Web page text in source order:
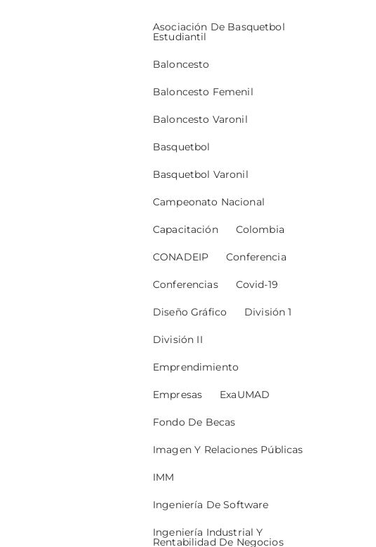
Asociación De Basquetbol
Estudiantil
Baloncesto
Baloncesto Femenil
Baloncesto Varonil
Basquetbol
Basquetbol Varonil
Campeonato Nacional
Capacitación Colombia
CONADEIP Conferencia
Conferencias Covid-19
Diseño Gráfico División 1
División II
Emprendimiento
Empresas ExaUMAD
Fondo De Becas
Imagen Y Relaciones Públicas
IMM
Ingeniería De Software
Ingeniería Industrial Y
Rentabilidad De Negocios